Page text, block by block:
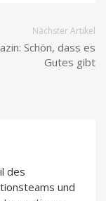
Nächster Artikel
Schön, dass es
Gutes gibt
des
und